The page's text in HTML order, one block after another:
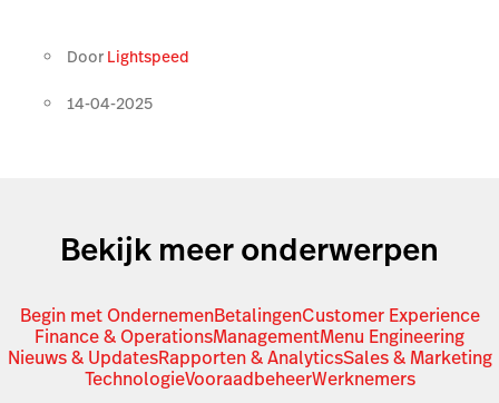
Door Lightspeed
14-04-2025
Bekijk meer onderwerpen
Begin met OndernemenBetalingenCustomer Experience
Finance & OperationsManagementMenu Engineering
Nieuws & UpdatesRapporten & AnalyticsSales & Marketing
TechnologieVooraadbeheerWerknemers